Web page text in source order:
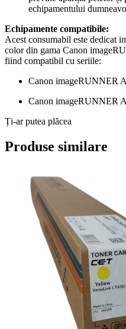
echipamentului
Echipamente compatibile:
Acest consumabil este dedicat
color din gama Canon
fiind compatibil cu seriile:
Canon imageRUNNER
Canon imageRUNNER
Ți-ar putea plăcea
Produse similare